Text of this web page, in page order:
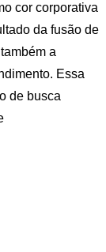
cor corporativa
da fusão de
a
Essa
de busca